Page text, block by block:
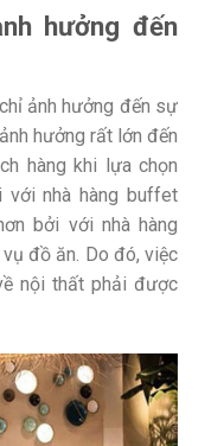
hưởng đến
ảnh hưởng đến sự
hưởng rất lớn đến
hàng khi lựa chọn
với nhà hàng buffet
bởi với nhà hàng
đồ ăn. Do đó, việc
nội thất phải được